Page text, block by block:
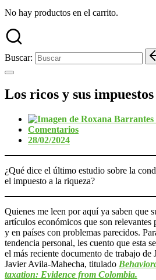
No hay productos en el carrito.
Buscar:
Los ricos y sus impuestos
Comentarios
28/02/2024
¿Qué dice el último estudio sobre la
el impuesto a la riqueza?
Quienes me leen por aquí ya saben que
artículos económicos que son relevantes
y en países con problemas parecidos.
tendencia personal, les cuento que esta
el más reciente documento de trabajo
Javier Avila-Mahecha, titulado
taxation: Evidence from Colombia.